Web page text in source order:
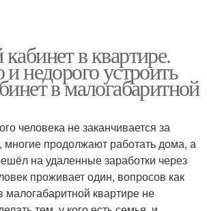
в квартире.
недорого устроить
в малогабаритной
человека не заканчивается за
продолжают работать дома, а
на удаленные заработки через
проживает один, вопросов как
малогабаритной квартире не